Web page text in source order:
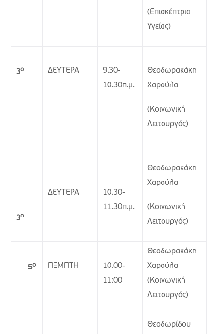
(Επισκέπτρια
Υγείας)
3ο ΔΕΥΤΕΡΑ
9.30-
10.30π.μ.
Θεοδωρακάκη
Χαρούλα
(Κοινωνική
Λειτουργός)
3ο
ΔΕΥΤΕΡΑ
10.30-
11.30π.μ.
Θεοδωρακάκη
Χαρούλα
(Κοινωνική
Λειτουργός)
5ο ΠΕΜΠΤΗ
10.00-
11:00
Θεοδωρακάκη
Χαρούλα
(Κοινωνική
Λειτουργός)
Θεοδωρίδου